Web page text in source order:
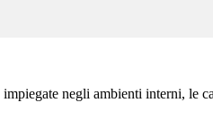
negli ambienti interni, le